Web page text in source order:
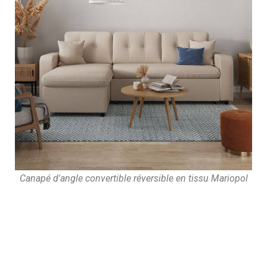
Canapé d'angle convertible réversible en tissu Mariopol